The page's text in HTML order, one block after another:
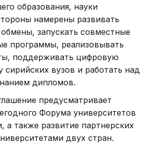
образования, науки
намерены развивать
запускать совместные
программы, реализовывать
поддерживать цифровую
сирийских вузов и работать над
дипломов.
предусматривает
Форума университетов
а также развитие партнерских
двух стран.